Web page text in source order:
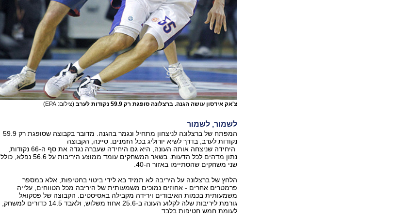
צ'אק אידסון עושה הגנה. ברצלונה סופגת רק 59.9 נקודות לערב (צילום: EPA)
לשמור, לשמור
המפתח של ברצלונה לניצחון מתחיל ונגמר בהגנה. מדובר בקבוצה שסופגת רק 59.9
נקודות לערב, בדרך לשיא יורוליג בכל הזמנים. סיינה, הקבוצה
היחידה שניצחה אותה העונה, היא גם היחידה שעברה נגדה את סף ה-66 נקודות,
נתון מדהים לכל הדעות. בשאר המשחקים עומד ממוצע היריבות על 56.6 נפלא, כולל
שני משחקים שהסתיימו באזור ה-40.
הלחץ של ברצלונה על היריבה לא תמיד בא לידי ביטוי בחטיפות, אלא במספר
פרמטרים אחרים - אחוזים נמוכים משמעותית של היריבה מכל הטווחים, עלייה
משמעותית בכמות האיבודים וירידה מקבילה באסיסטים. הקבוצה של פסקואל
גורמת ליריבות שלה לקלוע העונה ב-25.6 אחוז משלוש, ולאבד 14.5 כדורים למשחק,
לעומת חמש חטיפות בלבד.